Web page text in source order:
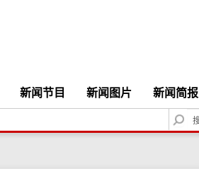
新闻节目 新闻图片 新闻简报
S
e